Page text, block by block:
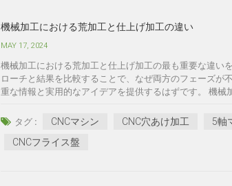
機械加工における荒加工と仕上げ加工の違い
MAY 17, 2024
機械加工における荒加工と仕上げ加工の最も重要な違い
ローチと結果を比較することで、なぜ両方のフェーズ
重な情報と実用的なアイデアを提供するはずです。 機械加
タグ : CNCマシン CNC穴あけ加工 5軸
CNCフライス盤